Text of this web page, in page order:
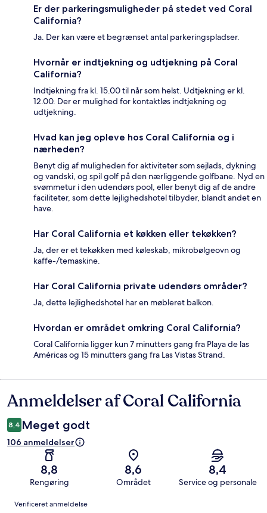
Er der parkeringsmuligheder på stedet ved Coral
California?
Ja. Der kan være et begrænset antal parkeringspladser.
Hvornår er indtjekning og udtjekning på Coral
California?
Indtjekning fra kl. 15.00 til når som helst. Udtjekning er kl.
12.00. Der er mulighed for kontaktløs indtjekning og
udtjekning.
Hvad kan jeg opleve hos Coral California og i
nærheden?
Benyt dig af muligheden for aktiviteter som sejlads, dykning
og vandski, og spil golf på den nærliggende golfbane. Nyd en
svømmetur i den udendørs pool, eller benyt dig af de andre
faciliteter, som dette lejlighedshotel tilbyder, blandt andet en
have.
Har Coral California et køkken eller tekøkken?
Ja, der er et tekøkken med køleskab, mikrobølgeovn og
kaffe-/temaskine.
Har Coral California private udendørs områder?
Ja, dette lejlighedshotel har en møbleret balkon.
Hvordan er området omkring Coral California?
Coral California ligger kun 7 minutters gang fra Playa de las
Américas og 15 minutters gang fra Las Vistas Strand.
Anmeldelser
Anmeldelser af Coral California
8,4 Meget godt
106 anmeldelser
8,8
Rengøring
8,6
Området
8,4
Service og personale
Anmeldelser
Verificeret anmeldelse